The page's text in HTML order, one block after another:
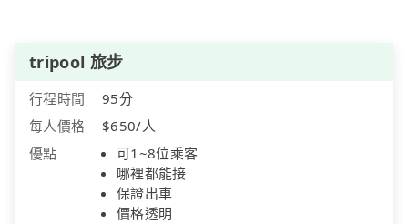
tripool 旅步
行程時間
95分
每人價格
$650/人
優點
可1~8位乘客
哪裡都能接
保證出車
價格透明